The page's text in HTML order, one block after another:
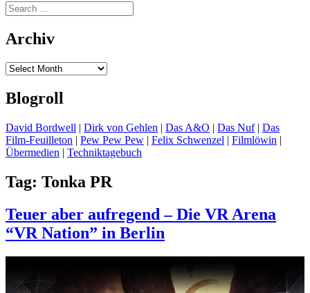
Search
for:
Archiv
Archiv
Blogroll
David Bordwell | Dirk von Gehlen | Das A&O | Das Nuf| Das
Film-Feuilleton | Pew Pew Pew | Felix Schwenzel | Filmlöwin |
Übermedien | Techniktagebuch
Tag: Tonka PR
Teuer aber aufregend – Die VR Arena
“VR Nation” in Berlin